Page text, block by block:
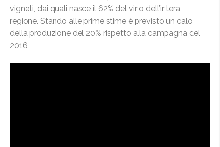
vigneti, dai quali nasce il 62% del vino dell’intera
regione. Stando alle prime stime è previsto un calo
della produzione del 20% rispetto alla campagna del
2016.